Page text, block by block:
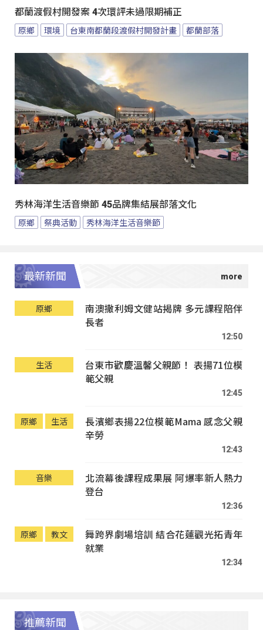
都蘭渡假村開發案 4次環評未過限期補正
原鄉 環境 台東南都蘭段渡假村開發計畫 都蘭部落
秀林海洋生活音樂節 45品牌集結展部落文化
原鄉 祭典活動 秀林海洋生活音樂節
最新新聞
原鄉
南澳撒利姆文健站揭牌 多元課程陪伴
長者
12:50
生活
台東市歡慶溫馨父親節！ 表揚71位模
範父親
12:45
原鄉 生活
長濱鄉表揚22位模範Mama 感念父親
辛勞
12:43
音樂
北流幕後課程成果展 阿爆率新人熱力
登台
12:36
原鄉 教文
舞跨界劇場培訓 結合花蓮觀光拓青年
就業
12:34
推薦新聞